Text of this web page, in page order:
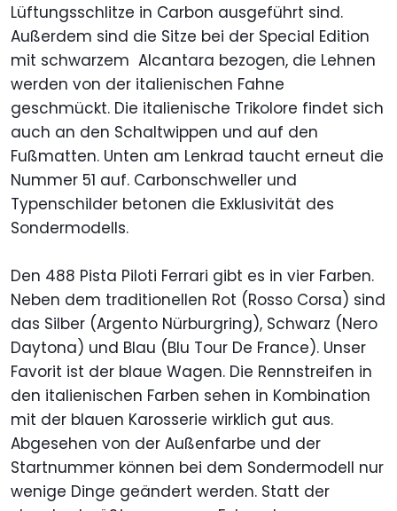
Lüftungsschlitze in Carbon ausgeführt sind.
Außerdem sind die Sitze bei der Special Edition
mit schwarzem Alcantara bezogen, die Lehnen
werden von der italienischen Fahne
geschmückt. Die italienische Trikolore findet sich
auch an den Schaltwippen und auf den
Fußmatten. Unten am Lenkrad taucht erneut die
Nummer 51 auf. Carbonschweller und
Typenschilder betonen die Exklusivität des
Sondermodells.
Den 488 Pista Piloti Ferrari gibt es in vier Farben.
Neben dem traditionellen Rot (Rosso Corsa) sind
das Silber (Argento Nürburgring), Schwarz (Nero
Daytona) und Blau (Blu Tour De France). Unser
Favorit ist der blaue Wagen. Die Rennstreifen in
den italienischen Farben sehen in Kombination
mit der blauen Karosserie wirklich gut aus.
Abgesehen von der Außenfarbe und der
Startnummer können bei dem Sondermodell nur
wenige Dinge geändert werden. Statt der